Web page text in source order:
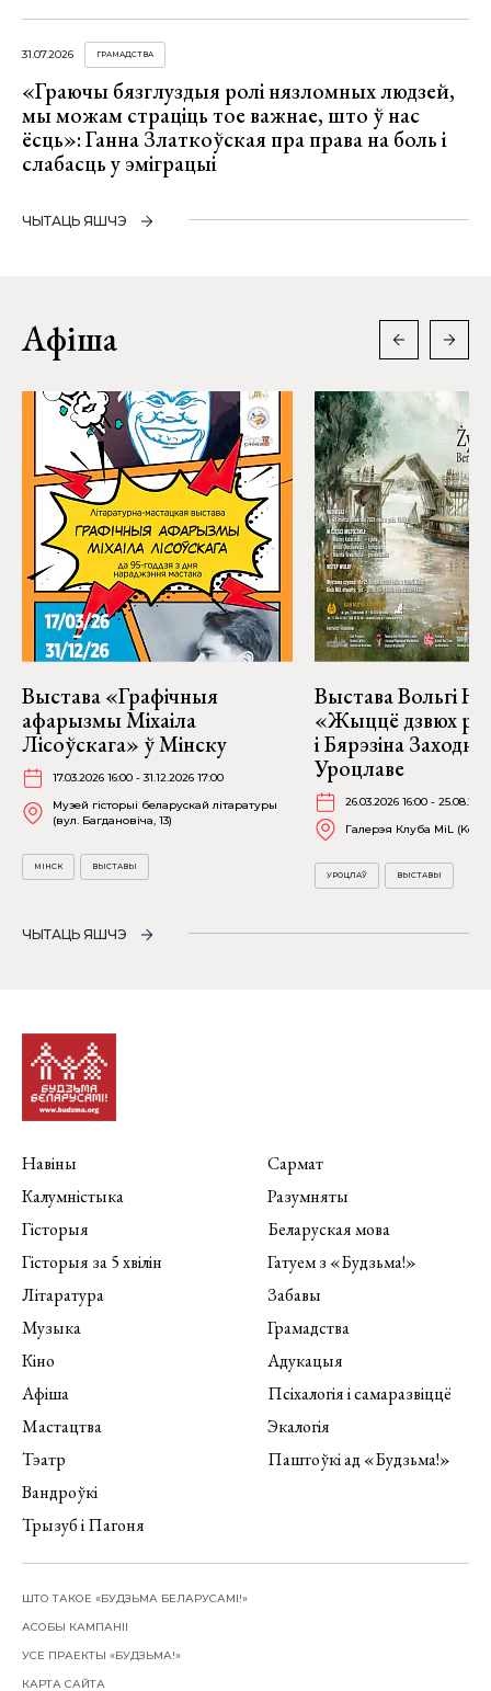
31.07.2026 ГРАМАДСТВА
«Граючы бязглуздыя ролі нязломных людзей,
мы можам страціць тое важнае, што ў нас
ёсць»: Ганна Златкоўская пра права на боль і
слабасць у эміграцыі
ЧЫТАЦЬ ЯШЧЭ
Афіша
Выстава «Графічныя
афарызмы Міхаіла
Лісоўскага» ў Мінску
17.03.2026 16:00 - 31.12.2026 17:00
Музей гісторыі беларускай літаратуры
(вул. Багдановіча, 13)
МІНСК ВЫСТАВЫ
Выстава Вольгі
«Жыццё дзвюх
і Бярэзіна
Уроцлаве
26.03.2026 16:00 -
Галерэя Клуба MiL
УРОЦЛАЎ ВЫСТАВЫ
ЧЫТАЦЬ ЯШЧЭ
Навіны
Калумністыка
Гісторыя
Гісторыя за 5 хвілін
Літаратура
Музыка
Кіно
Афіша
Мастацтва
Тэатр
Вандроўкі
Трызуб і Пагоня
Сармат
Разумняты
Беларуская мова
Гатуем з «Будзьма!»
Забавы
Грамадства
Адукацыя
Псіхалогія і самаразвіццё
Экалогія
Паштоўкі ад «Будзьма!»
ШТО ТАКОЕ «БУДЗЬМА БЕЛАРУСАМІ!»
АСОБЫ КАМПАНІІ
УСЕ ПРАЕКТЫ «БУДЗЬМА!»
КАРТА САЙТА